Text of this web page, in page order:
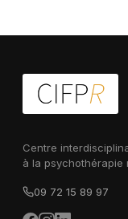
Centre
à la psychothérapie
09 72 15 89 97